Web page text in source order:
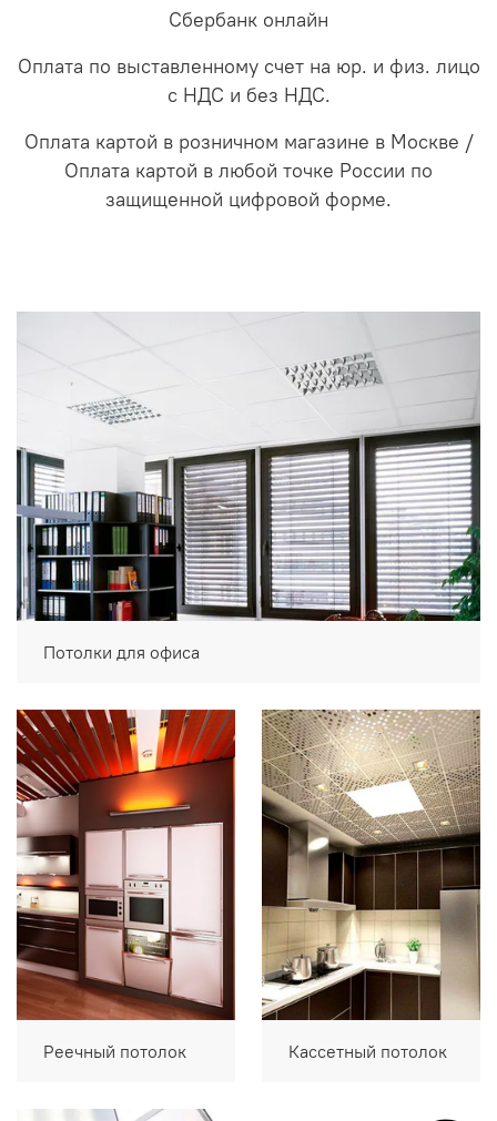
Сбербанк онлайн
Оплата по выставленному счет на юр. и физ. лицо
с НДС и без НДС.
Оплата картой в розничном магазине в Москве /
Оплата картой в любой точке России по
защищенной цифровой форме.
Потолки для офиса
Реечный потолок Кассетный потолок